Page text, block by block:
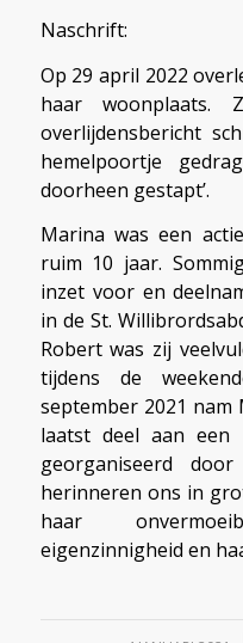
Naschrift:
Op 29 april 2022
haar
overlijdensbericht
hemelpoortje
doorheen gestapt’.
Marina was een
ruim 10 jaar.
inzet voor en
in de St.
Robert was zij
tijdens de
september 2021
laatst deel aan een
georganiseerd
herinneren ons in
haar
eigenzinnigheid en